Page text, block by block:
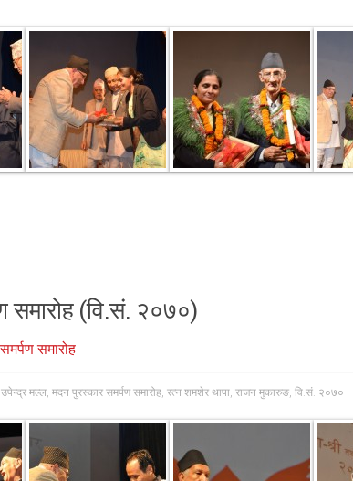
समारोह (वि.सं. २०७०)
समारोह
मल्ल, मदन पुरस्कार समर्पण समारोह, रत्न शमशेर थापा, राजन मुकारुङ, वि.सं. २०७०